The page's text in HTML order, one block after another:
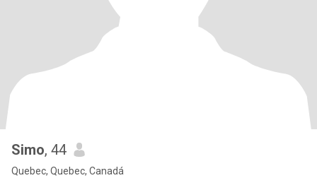
Simo, 44
Quebec, Quebec, Canadá